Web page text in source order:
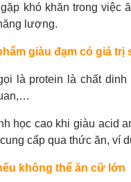
khó khăn trong việc
lượng.
giàu đạm có giá trị
là protein là chất
học cao khi giàu acid
cấp qua thức ăn, ví
không thể ăn cữ lớn